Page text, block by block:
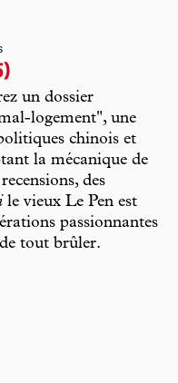
un dossier
logement", une
chinois et
la mécanique de
des
le vieux Le Pen est
passionnantes
tout brûler.